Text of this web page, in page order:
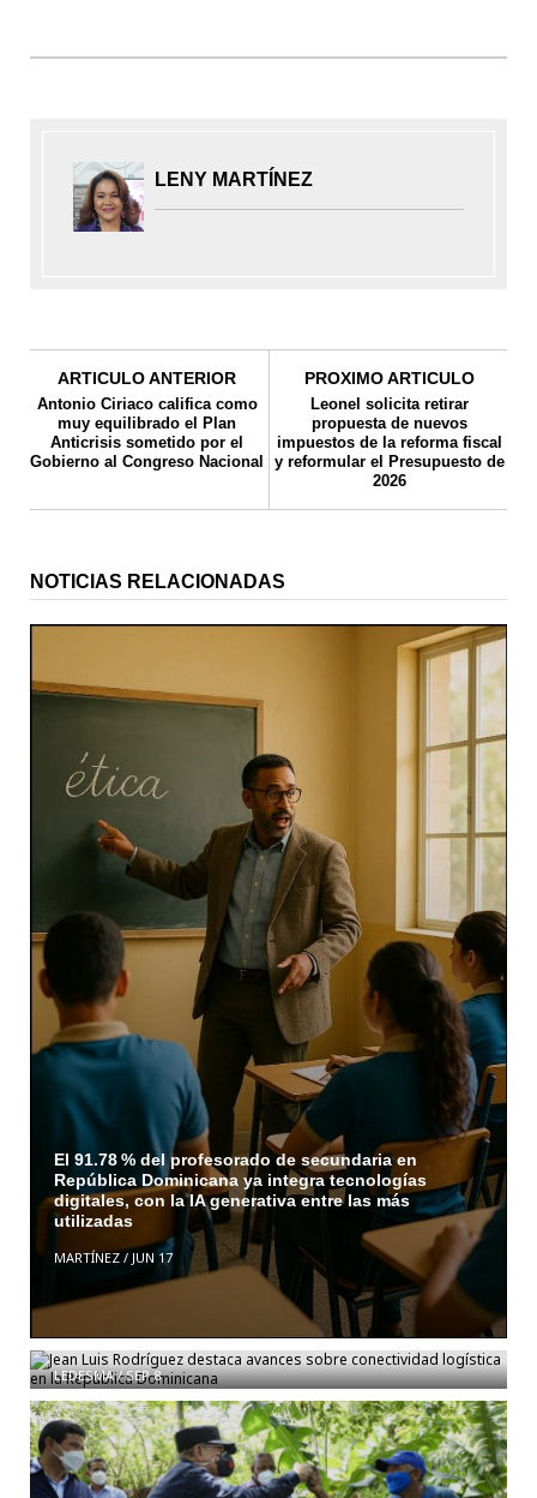
LENY MARTÍNEZ
ARTICULO ANTERIOR
Antonio Ciriaco califica como
muy equilibrado el Plan
Anticrisis sometido por el
Gobierno al Congreso Nacional
PROXIMO ARTICULO
Leonel solicita retirar
propuesta de nuevos
impuestos de la reforma fiscal
y reformular el Presupuesto de
2026
NOTICIAS RELACIONADAS
El 91.78 % del profesorado de secundaria en
República Dominicana ya integra tecnologías
digitales, con la IA generativa entre las más
utilizadas
MARTÍNEZ/ JUN 17
Jean Luis Rodríguez destaca avances sobre
conectividad logística en la República Dominicana
LEDESMA/SEP 8